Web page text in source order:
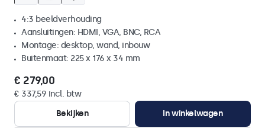
4:3 beeldverhouding
Aansluitingen: HDMI, VGA, BNC, RCA
Montage: desktop, wand, inbouw
Buitenmaat: 225 x 176 x 34 mm
€ 279,00
€ 337,59 incl. btw
Bekijken
In winkelwagen